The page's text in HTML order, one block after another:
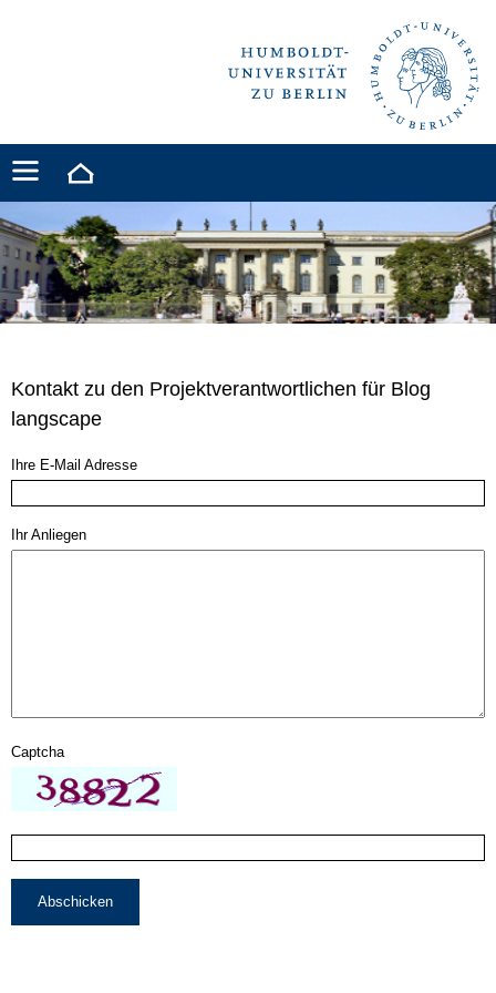
Kontakt zu den Projektverantwortlichen für Blog
langscape
Ihre E-Mail Adresse
Ihr Anliegen
Captcha
Abschicken